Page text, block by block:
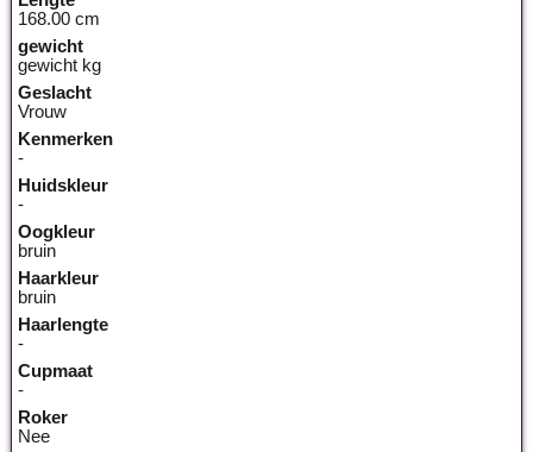
168.00 cm
gewicht
gewicht kg
Geslacht
Vrouw
Kenmerken
-
Huidskleur
-
Oogkleur
bruin
Haarkleur
bruin
Haarlengte
-
Cupmaat
-
Roker
Nee